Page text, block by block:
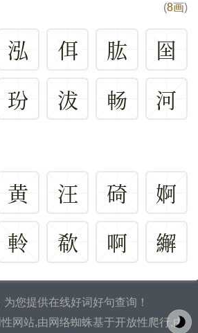
(8画)
泓 佴 肱
囶
玢 沷 畅 河
黄 汪 碕
婀
軨 欷 啊 繲
您提供在线好词好句查询！
网站,由网络蜘蛛基于开放性爬行,由